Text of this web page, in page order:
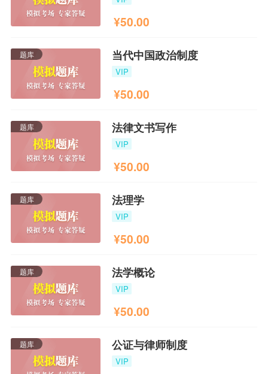
¥50.00
题库 当代中国政治制度
VIP
¥50.00
题库 法律文书写作
VIP
¥50.00
题库 法理学
VIP
¥50.00
题库 法学概论
VIP
¥50.00
题库 公证与律师制度
VIP